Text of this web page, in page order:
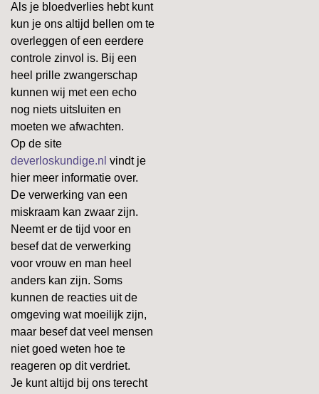
Als je bloedverlies hebt kunt
kun je ons altijd bellen om te
overleggen of een eerdere
controle zinvol is. Bij een
heel prille zwangerschap
kunnen wij met een echo
nog niets uitsluiten en
moeten we afwachten.
Op de site
deverloskundige.nl vindt je
hier meer informatie over.
De verwerking van een
miskraam kan zwaar zijn.
Neemt er de tijd voor en
besef dat de verwerking
voor vrouw en man heel
anders kan zijn. Soms
kunnen de reacties uit de
omgeving wat moeilijk zijn,
maar besef dat veel mensen
niet goed weten hoe te
reageren op dit verdriet.
Je kunt altijd bij ons terecht